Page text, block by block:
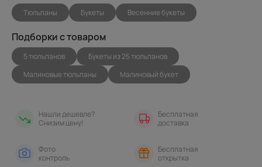
Тюльпаны Букеты Весенние букеты
Подборки с товаром
5 тюльпанов
Букеты из 25 тюльпанов
Малиновые тюльпаны
Малиновый букет
Нашли дешевле?
Снизим цену!
Бесплатная
доставка
Фото
контроль
Бесплатная
открытка